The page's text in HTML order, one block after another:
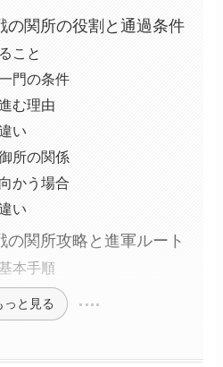
の関所の役割と通過条件
こと
門の条件
む理由
い
所の関係
かう場合
い
の関所攻略と進軍ルート
本手順
っと見る